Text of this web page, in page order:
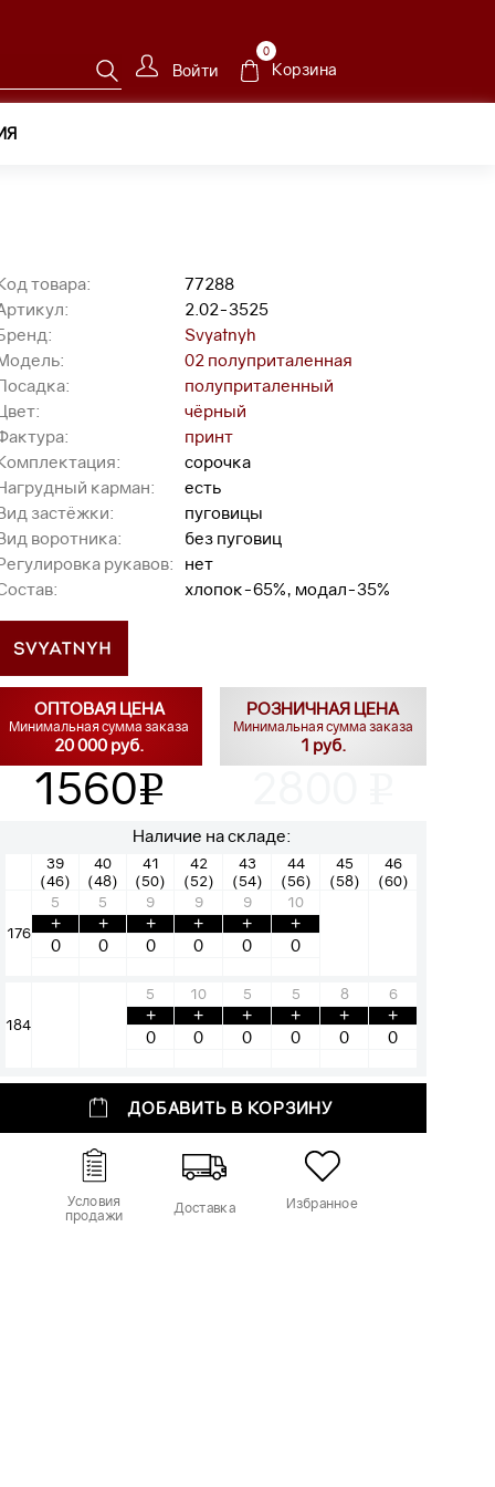
Войти
0
Корзина
товара:
77288
2.02-3525
Svyatnyh
02 полуприталенная
полуприталенный
чёрный
принт
сорочка
карман:
есть
застёжки:
пуговицы
воротника:
без пуговиц
рукавов:
нет
хлопок-65%, модал-35%
ОПТОВАЯ ЦЕНА
Минимальная сумма заказа
20 000 руб.
1560v
РОЗНИЧНАЯ ЦЕНА
Минимальная сумма заказа
1 руб.
Наличие на складе:
39
(46)
40
(48)
41
(50)
42
(52)
43
(54)
44
(56)
45
(58)
46
(60)
176
5
+
5
+
9
+
9
+
9
+
10
+
184
5
+
10
+
5
+
5
+
8
+
6
+
ДОБАВИТЬ В КОРЗИНУ
Условия
продажи Доставка Избранное